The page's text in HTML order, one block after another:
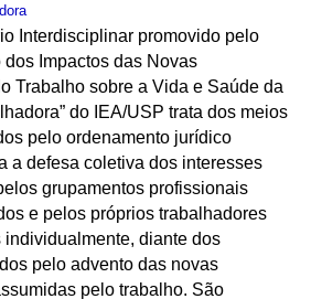
Interdisciplinar promovido pelo
dos Impactos das Novas
Trabalho sobre a Vida e Saúde da
do IEA/USP trata dos meios
pelo ordenamento jurídico
a defesa coletiva dos interesses
grupamentos profissionais
e pelos próprios trabalhadores
individualmente, diante dos
pelo advento das novas
pelo trabalho. São